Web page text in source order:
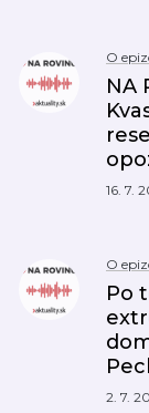
O
NA
16. 7.
O
Po
2. 7.